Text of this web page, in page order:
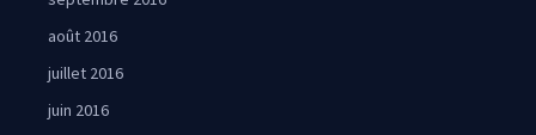
août 2016
juillet 2016
juin 2016